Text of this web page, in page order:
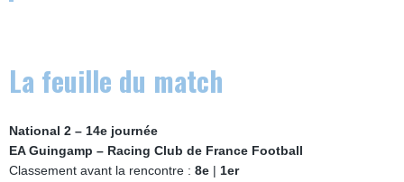
La feuille du match
National 2 – 14e journée
EA Guingamp – Racing Club de France Football
Classement avant la rencontre : 8e | 1er